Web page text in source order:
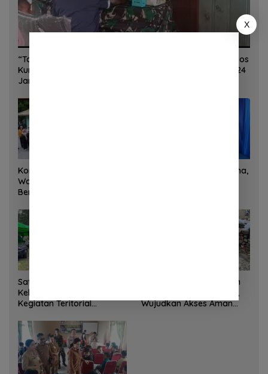
“Torang Sehat Kampung Kuat” Satgas Yonif 645/GTY Pos
Kurima Melaksanakan Pelayanan kesehatan Gratis 1 x 24
Jam
Korem 132/Tadulako dan
Warga Gotong Royong
Bersihkan Gedung Juang
Sinergi Kementrans-Aruna,
Satgas Yonif 645 GTY Pos
Kelila Laksanakan
Kegiatan Teritorial
Tokoh Adat dan Lurah
Satgas Bakti TNI Bangun
Jembatan Beton di Nias,
Wujudkan Akses Aman
X